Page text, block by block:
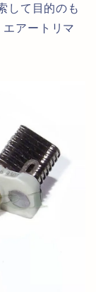
して目的のも
アートリマ